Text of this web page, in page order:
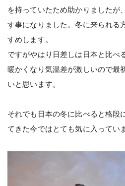
を持っていたため助かりましたが
す事になりました。冬に来られる
すめします。
ですがやはり日差しは日本と比べ
暖かくなり気温差が激しいので最
いと思います。
それでも日本の冬に比べると格段
てきた今ではとても気に入ってい